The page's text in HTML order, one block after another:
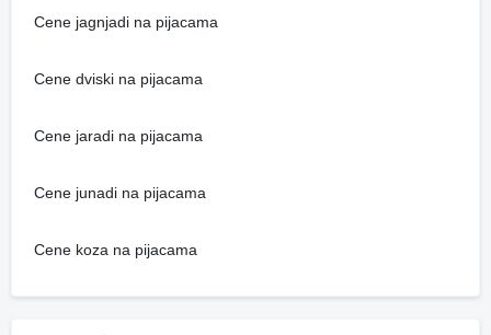
Cene jagnjadi na pijacama
Cene dviski na pijacama
Cene jaradi na pijacama
Cene junadi na pijacama
Cene koza na pijacama